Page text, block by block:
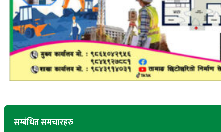
सम्बंधित समचारहरु